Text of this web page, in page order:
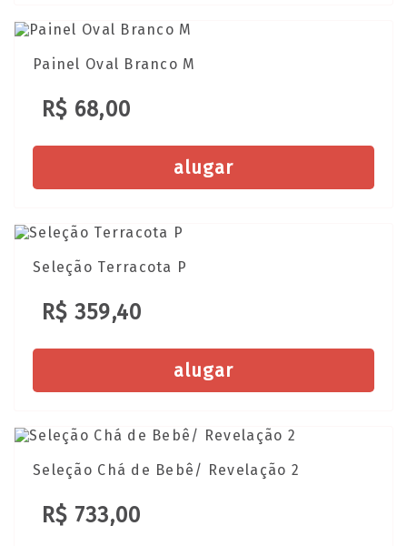
Painel Oval Branco M
R$ 68,00
alugar
Seleção Terracota P
R$ 359,40
alugar
Seleção Chá de Bebê/ Revelação 2
R$ 733,00